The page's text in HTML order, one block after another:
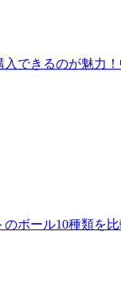
入できるのが魅力
のボール10種類を